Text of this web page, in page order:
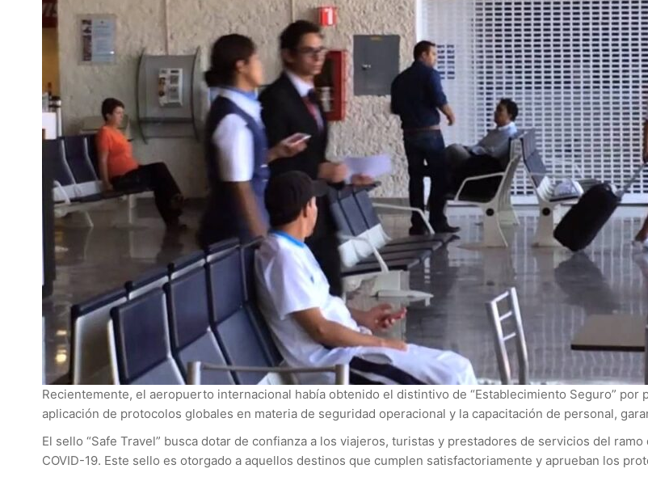
Recientemente, el aeropuerto internacional había obtenido el distintivo de “Establecimiento Seguro”
aplicación de protocolos globales en materia de seguridad operacional y la capacitación de personal,
El sello “Safe Travel” busca dotar de confianza a los viajeros, turistas y prestadores de servicios del
COVID-19. Este sello es otorgado a aquellos destinos que cumplen satisfactoriamente y aprueban los